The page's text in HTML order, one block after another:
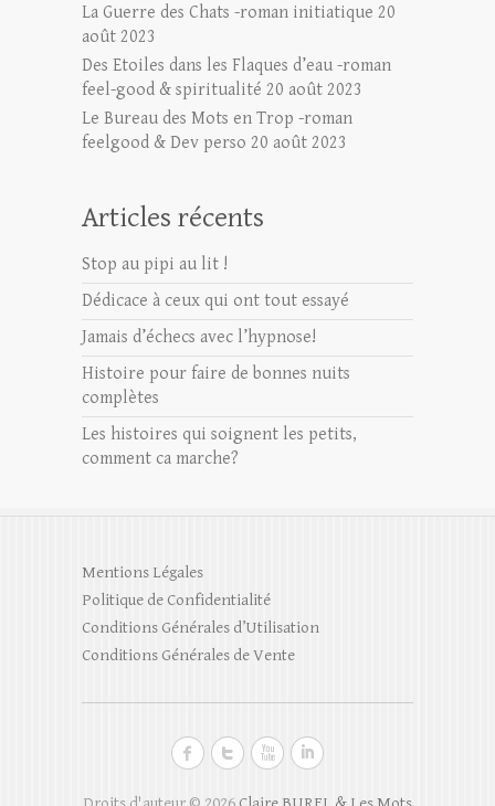
La Guerre des Chats -roman initiatique 20
août 2023
Des Etoiles dans les Flaques d’eau -roman
feel-good & spiritualité 20 août 2023
Le Bureau des Mots en Trop -roman
feelgood & Dev perso 20 août 2023
Articles récents
Stop au pipi au lit !
Dédicace à ceux qui ont tout essayé
Jamais d’échecs avec l’hypnose!
Histoire pour faire de bonnes nuits
complètes
Les histoires qui soignent les petits,
comment ca marche?
Mentions Légales
Politique de Confidentialité
Conditions Générales d’Utilisation
Conditions Générales de Vente